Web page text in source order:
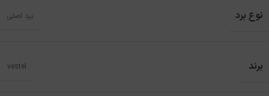
نوع برد برد اصلی
برند vestel